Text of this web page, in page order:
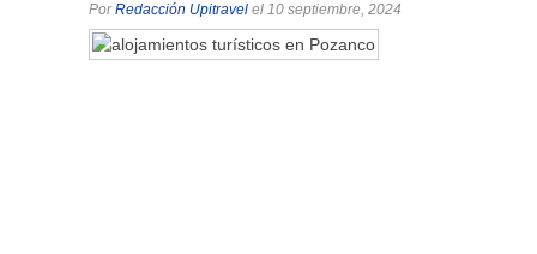
PorRedacción Upitravel el 10 septiembre, 2024